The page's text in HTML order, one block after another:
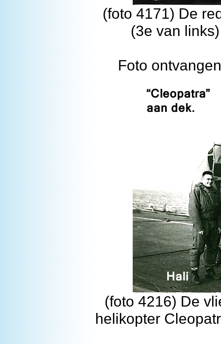
(foto 4171) De
(3e van
Foto
(foto 4216) De
helikopter